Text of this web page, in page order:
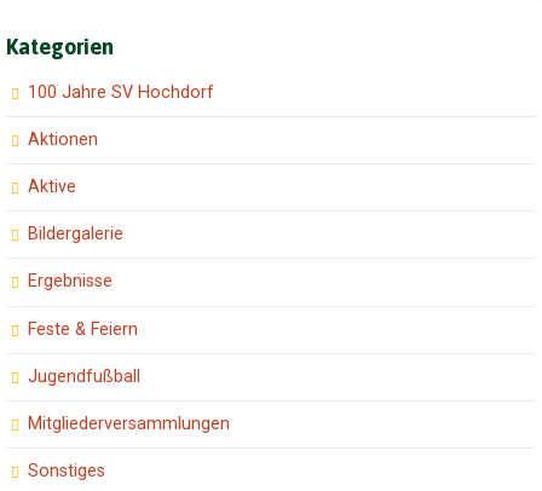
Kategorien
100 Jahre SV Hochdorf
Aktionen
Aktive
Bildergalerie
Ergebnisse
Feste & Feiern
Jugendfußball
Mitgliederversammlungen
Sonstiges